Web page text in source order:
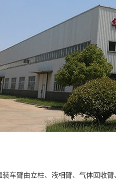
车臂由立柱、液相臂、气体回收